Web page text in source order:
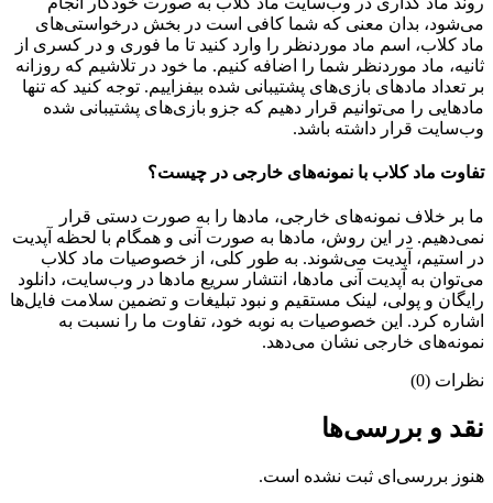
می‌شود، بدان معنی که شما کافی است در بخش درخواستی‌های
ماد کلاب، اسم ماد موردنظر را وارد کنید تا ما فوری و در کسری از
ثانیه، ماد موردنظر شما را اضافه کنیم. ما خود در تلاشیم که روزانه
بر تعداد مادهای بازی‌های پشتیبانی شده بیفزاییم. توجه کنید که تنها
مادهایی را می‌توانیم قرار دهیم که جزو بازی‌های پشتیبانی شده
وب‌سایت قرار داشته باشد.
تفاوت ماد کلاب با نمونه‌های خارجی در چیست؟
ما بر خلاف نمونه‌های خارجی، مادها را به صورت دستی قرار
نمی‌دهیم. در این روش، مادها به صورت آنی و همگام با لحظه آپدیت
در استیم، آپدیت می‌شوند. به طور کلی، از خصوصیات ماد کلاب
می‌‌توان به آپدیت آنی مادها، انتشار سریع مادها در وب‌سایت، دانلود
رایگان و پولی، لینک مستقیم و نبود تبلیغات و تضمین سلامت فایل‌ها
اشاره کرد. این خصوصیات به نوبه خود، تفاوت ما را نسبت به
نمونه‌های خارجی نشان می‌دهد.
نظرات (0)
نقد و بررسی‌ها
هنوز بررسی‌ای ثبت نشده است.